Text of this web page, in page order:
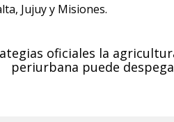
Jujuy y Misiones.
oficiales la
periurbana puede